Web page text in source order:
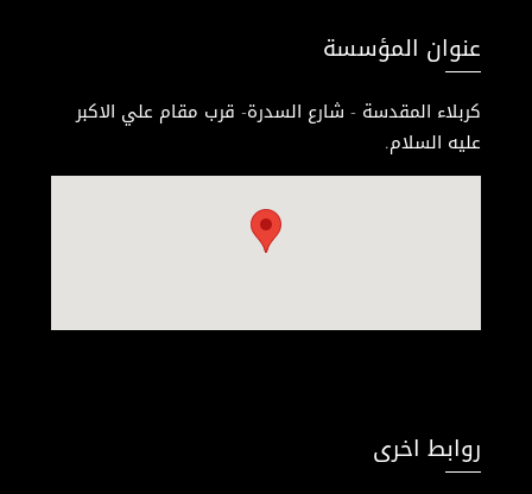
عنوان المؤسسة
كربلاء المقدسة - شارع السدرة- قرب مقام علي الاكبر
عليه السلام.
روابط اخرى